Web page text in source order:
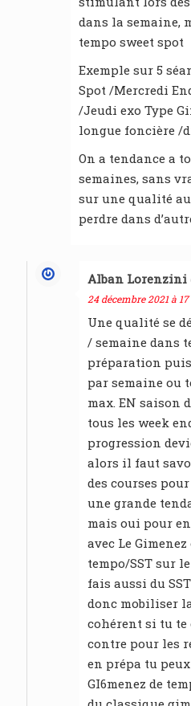
dans la semaine,
tempo sweet spot
Exemple sur 5
Spot /Mercredi
/Jeudi exo Type
longue foncière /
On a tendance a
semaines, sans
sur une qualité
perdre dans
Alban Lorenzini
24 décembre 2021 à
Une qualité se
/ semaine dans
préparation
par semaine ou
max. EN saison
tous les week
progression
alors il faut
des courses
une grande
mais oui pour
avec Le
tempo/SST sur
fais aussi du
donc mobiliser
cohérent si tu te
contre pour les
en prépa tu
GI6menez de